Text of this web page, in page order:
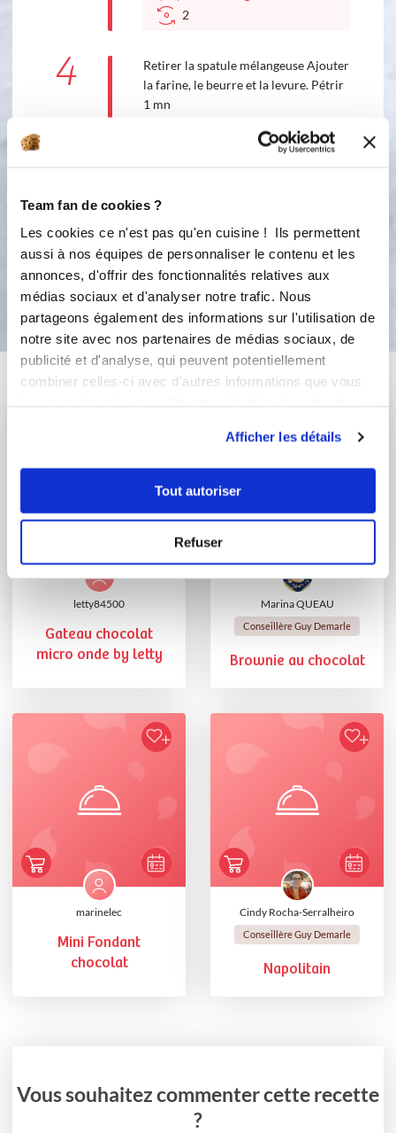
Team fan de cookies ?
Les cookies ce n'est pas qu'en cuisine ! Ils permettent
aussi à nos équipes de personnaliser le contenu et les
annonces, d'offrir des fonctionnalités relatives aux
médias sociaux et d'analyser notre trafic. Nous
partageons également des informations sur l'utilisation de
notre site avec nos partenaires de médias sociaux, de
publicité et d'analyse, qui peuvent potentiellement
combiner celles-ci avec d'autres informations que vous
Afficher les détails
Tout autoriser
Refuser
2
4
Retirer la spatule mélangeuse Ajouter
la farine, le beurre et la levure. Pétrir
1 mn
1min
5
Beurrer un moule et le fariner. Verser
Bon appétit !
Vous aimerez aussi ...
letty84500
Gateau chocolat
micro onde by letty
Marina QUEAU
Conseillère Guy Demarle
Brownie au chocolat
marinelec
Mini Fondant
chocolat
Cindy Rocha-Serralheiro
Conseillère Guy Demarle
Napolitain
Vous souhaitez commenter cette recette
?